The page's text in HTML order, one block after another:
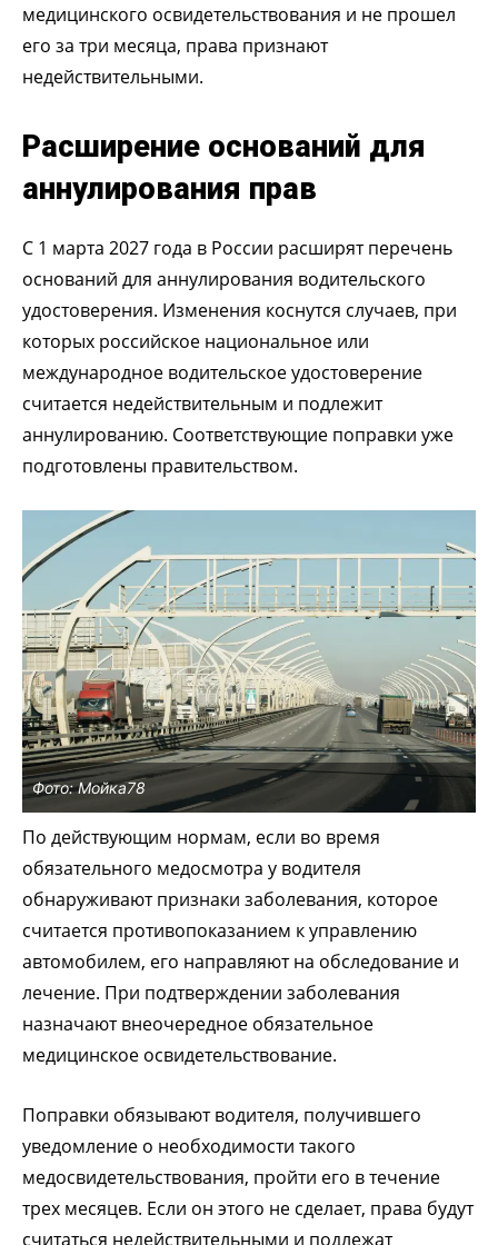
медицинского освидетельствования и не прошел
его за три месяца, права признают
недействительными.
Расширение оснований для
аннулирования прав
С 1 марта 2027 года в России расширят перечень
оснований для аннулирования водительского
удостоверения. Изменения коснутся случаев, при
которых российское национальное или
международное водительское удостоверение
считается недействительным и подлежит
аннулированию. Соответствующие поправки уже
подготовлены правительством.
Фото: Мойка78
По действующим нормам, если во время
обязательного медосмотра у водителя
обнаруживают признаки заболевания, которое
считается противопоказанием к управлению
автомобилем, его направляют на обследование и
лечение. При подтверждении заболевания
назначают внеочередное обязательное
медицинское освидетельствование.
Поправки обязывают водителя, получившего
уведомление о необходимости такого
медосвидетельствования, пройти его в течение
трех месяцев. Если он этого не сделает, права будут
считаться недействительными и подлежат